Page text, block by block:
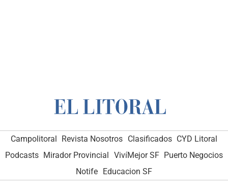
Campolitoral Revista Nosotros Clasificados CYD Litoral
Podcasts Mirador Provincial VivíMejor SF Puerto Negocios
Notife Educacion SF